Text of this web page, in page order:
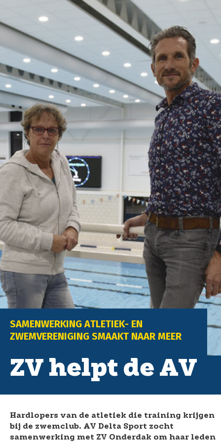
SAMENWERKING ATLETIEK- EN
ZWEMVERENIGING SMAAKT NAAR MEER
ZV helpt de AV
Hardlopers van de atletiek die training krijgen
bij de zwemclub. AV Delta Sport zocht
samenwerking met ZV Onderdak om haar leden